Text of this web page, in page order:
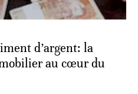
d’argent: la
au cœur du